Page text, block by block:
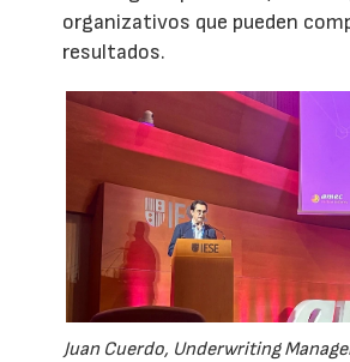
organizativos que pueden
resultados.
Juan Cuerdo, Underwriting